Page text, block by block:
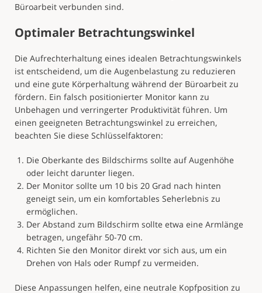
Büroarbeit verbunden sind.
Optimaler Betrachtungswinkel
Die Aufrechterhaltung eines idealen Betrachtungswinkels
ist entscheidend, um die Augenbelastung zu reduzieren
und eine gute Körperhaltung während der Büroarbeit zu
fördern. Ein falsch positionierter Monitor kann zu
Unbehagen und verringerter Produktivität führen. Um
einen geeigneten Betrachtungswinkel zu erreichen,
beachten Sie diese Schlüsselfaktoren:
Die Oberkante des Bildschirms sollte auf Augenhöhe
oder leicht darunter liegen.
Der Monitor sollte um 10 bis 20 Grad nach hinten
geneigt sein, um ein komfortables Seherlebnis zu
ermöglichen.
Der Abstand zum Bildschirm sollte etwa eine Armlänge
betragen, ungefähr 50-70 cm.
Richten Sie den Monitor direkt vor sich aus, um ein
Drehen von Hals oder Rumpf zu vermeiden.
Diese Anpassungen helfen, eine neutrale Kopfposition zu